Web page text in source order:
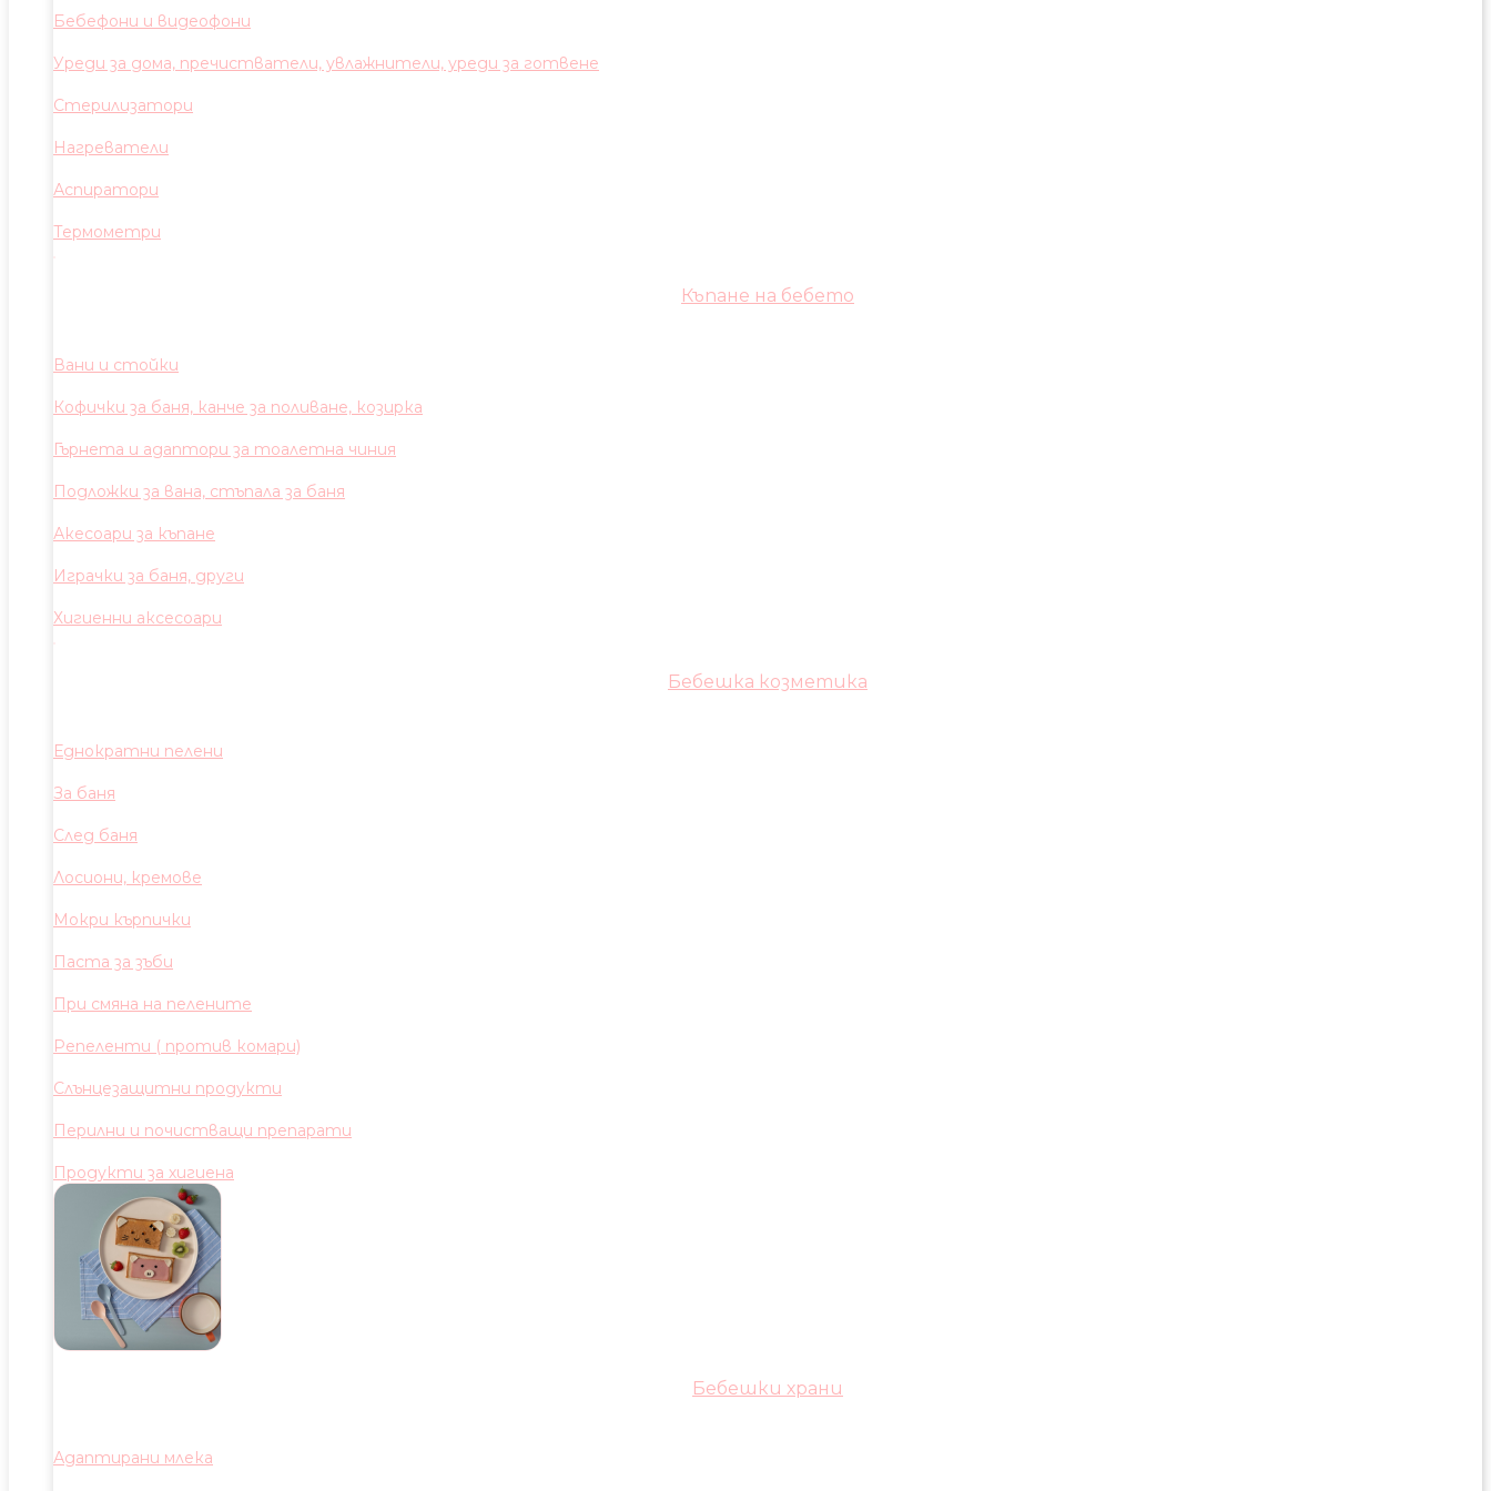
Бебефони и видеофони
Уреди за дома, пречистватели, увлажнители, уреди за готвене
Стерилизатори
Нагреватели
Аспиратори
Термометри
Къпане на бебето
Вани и стойки
Кофички за баня, канче за поливане, козирка
Гърнета и адаптори за тоалетна чиния
Подложки за вана, стъпала за баня
Акесоари за къпане
Играчки за баня, други
Хигиенни аксесоари
Бебешка козметика
Еднократни пелени
За баня
След баня
Лосиони, кремове
Мокри кърпички
Паста за зъби
При смяна на пелените
Репеленти ( против комари)
Слънцезащитни продукти
Перилни и почистващи препарати
Продукти за хигиена
Бебешки храни
Адаптирани млека